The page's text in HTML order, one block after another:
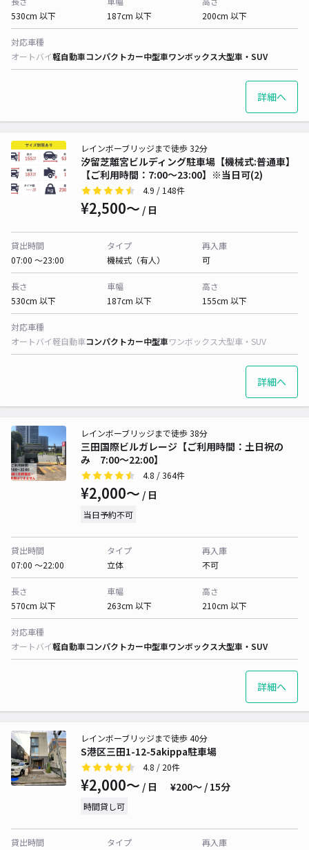
530cm 以下
187cm 以下
200cm 以下
対応車種
オートバイ軽自動車コンパクトカー中型車ワンボックス大型車・SUV
詳細へ
汐留芝離宮ビルディング駐車場【機械式:普通車】
【ご利用時間：7:00～23:00】※当日可(2)
レインボーブリッジまで徒歩 32分
4.9 / 148件
¥2,500〜 / 日
貸出時間
07:00 〜23:00
タイプ
機械式（有人）
再入庫
可
長さ
530cm 以下
車幅
187cm 以下
高さ
155cm 以下
対応車種
オートバイ軽自動車コンパクトカー中型車ワンボックス大型車・SUV
詳細へ
三田国際ビルガレージ【ご利用時間：土日祝の
み 7:00～22:00】
レインボーブリッジまで徒歩 38分
4.8 / 364件
¥2,000〜 / 日
当日予約不可
貸出時間
07:00 〜22:00
タイプ
立体
再入庫
不可
長さ
570cm 以下
車幅
263cm 以下
高さ
210cm 以下
対応車種
オートバイ軽自動車コンパクトカー中型車ワンボックス大型車・SUV
詳細へ
S港区三田1-12-5akippa駐車場
レインボーブリッジまで徒歩 40分
4.8 / 20件
¥2,000〜 / 日 ¥200〜 / 15分
時間貸し可
貸出時間
タイプ
再入庫